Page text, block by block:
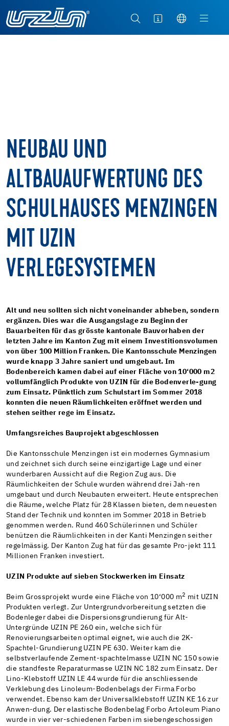
NEUBAU UND
ALTBAUAUFWERTUNG DES
SCHULHAUSES MENZINGEN
MIT UZIN
VERLEGESYSTEMEN
Alt und neu sollten sich nicht voneinander abheben, sondern
ergänzen. Dies war die Ausgangslage zu Beginn der
Bauarbeiten für das grösste kantonale Bauvorhaben der
letzten Jahre im Kanton Zug mit einem Investitionsvolumen
von über 100 Million Franken. Die Kantonsschule Menzingen
wurde knapp 3 Jahre saniert und umgebaut. Im
Bodenbereich kamen dabei auf einer Fläche von 10‘000 m2
vollumfänglich Produkte von UZIN für die Bodenverle-gung
zum Einsatz. Pünktlich zum Schulstart im Sommer 2018
konnten die neuen Räumlichkeiten eröffnet werden und
stehen seither rege im Einsatz.
Umfangsreiches Bauprojekt abgeschlossen
Die Kantonsschule Menzingen ist ein modernes Gymnasium
und zeichnet sich durch seine einzigartige Lage und einer
wunderbaren Aussicht auf die Region Zug aus. Die
Räumlichkeiten der Schule wurden während drei Jah-ren
umgebaut und durch Neubauten erweitert. Heute entsprechen
die Räume, welche Platz für 28 Klassen bieten, dem neuesten
Stand der Technik und konnten im Sommer 2018 in Betrieb
genommen werden. Rund 460 Schülerinnen und Schüler
benützen die Räumlichkeiten in der Kanti Menzingen seither
regelmässig. Der Kanton Zug hat für das gesamte Pro-jekt 111
Millionen Franken investiert.
UZIN Produkte auf sieben Stockwerken im Einsatz
Beim Grossprojekt wurde eine Fläche von 10‘000 m2 mit UZIN
Produkten verlegt. Zur Untergrundvorbereitung setzten die
Bodenleger dabei die Dispersionsgrundierung für Alt-
Untergründe UZIN PE 260 ein, welche sich für
Renovierungsarbeiten optimal eignet, wie auch die 2K-
Spachtel-Grundierung UZIN PE 630. Weiter kam die
selbstverlaufende Zement-spachtelmasse UZIN NC 150 sowie
die standfeste Reparaturmasse UZIN NC 182 zum Einsatz. Der
Lino-Klebstoff UZIN LE 44 wurde für die anschliessende
Verklebung des Linoleum-Bodenbelags der Firma Forbo
verwendet. Ebenso kam der Universalklebstoff UZIN KE 16 zur
Anwen-dung. Der elastische Bodenbelag Forbo Artoleum Piano
wurde in vier ver-schiedenen Farben im siebengeschossigen